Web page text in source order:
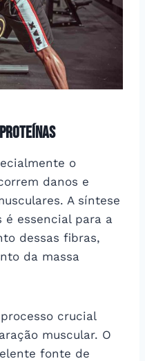
o
danos e
A síntese
é essencial para a
dessas fibras,
da massa
crucial
muscular. O
fonte de